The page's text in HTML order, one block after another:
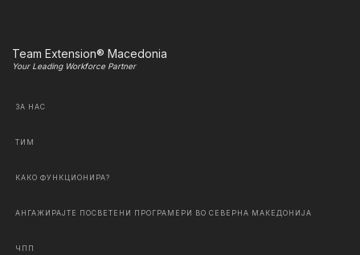
Team Extension® Macedonia
Your Leading Workforce Partner
ЗА НАС
ТИМ
КАКО ФУНКЦИОНИРА?
АНГАЖИРАЈТЕ ПОСВЕТЕНИ ПРОГРАМЕРИ ВО СЕВЕРНА МАКЕДОНИЈА
ЧПП